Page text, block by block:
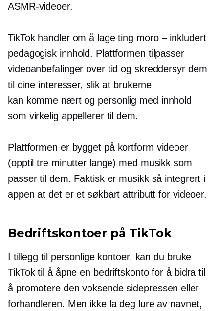
ASMR-videoer.
TikTok handler om å lage ting moro – inkludert
pedagogisk innhold. Plattformen tilpasser
videoanbefalinger over tid og skreddersyr dem
til dine interesser, slik at brukerne
kan komme nært og personlig med innhold
som virkelig appellerer til dem.
Plattformen er bygget på kortform videoer
(opptil tre minutter lange) med musikk som
passer til dem. Faktisk er musikk så integrert i
appen at det er et søkbart attributt for videoer.
Bedriftskontoer på TikTok
I tillegg til personlige kontoer, kan du bruke
TikTok til å åpne en bedriftskonto for å bidra til
å promotere den voksende sidepressen eller
forhandleren. Men ikke la deg lure av navnet,